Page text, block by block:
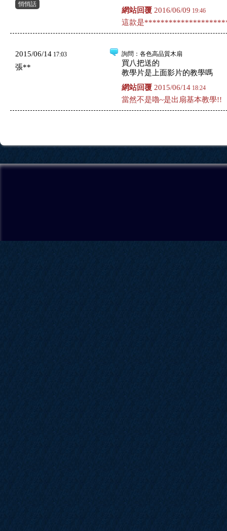
悄悄話
網站回覆 2016/06/09 19:46
這款是
2015/06/14 17:03
張**
詢問 ：各色高品質木扇
買八把送的
教學片是上面影片的教學嗎
網站回覆 2015/06/14 18:24
當然不是嚕~是出扇基本教學!!